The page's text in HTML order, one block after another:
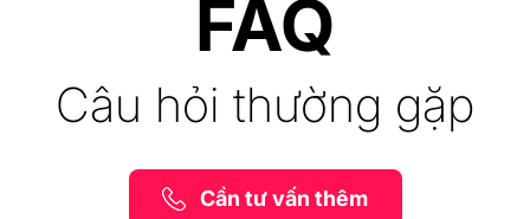
FAQ
Câu hỏi thường gặp
Cần tư vấn thêm